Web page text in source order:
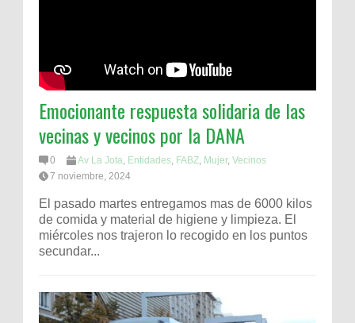
Emocionante respuesta solidaria de las
vecinas y vecinos por la DANA
0 Av La Jota, Entidades, FABZ, Mujer, Vecinos
7 noviembre, 2024
El pasado martes entregamos mas de 6000 kilos
de comida y material de higiene y limpieza. El
miércoles nos trajeron lo recogido en los puntos
secundar...